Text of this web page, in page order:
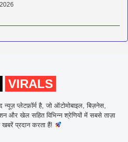
VIRALS
प्लेटफ़ॉर्म है, जो ऑटोमोबाइल, बिज़नेस,
और खेल सहित विभिन्न श्रेणियों में सबसे ताज़ा
खबरें प्रदान करता हैं!